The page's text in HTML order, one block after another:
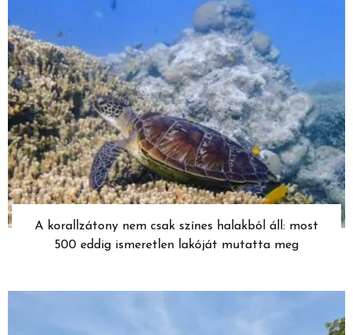
A korallzátony nem csak színes halakból áll: most
500 eddig ismeretlen lakóját mutatta meg